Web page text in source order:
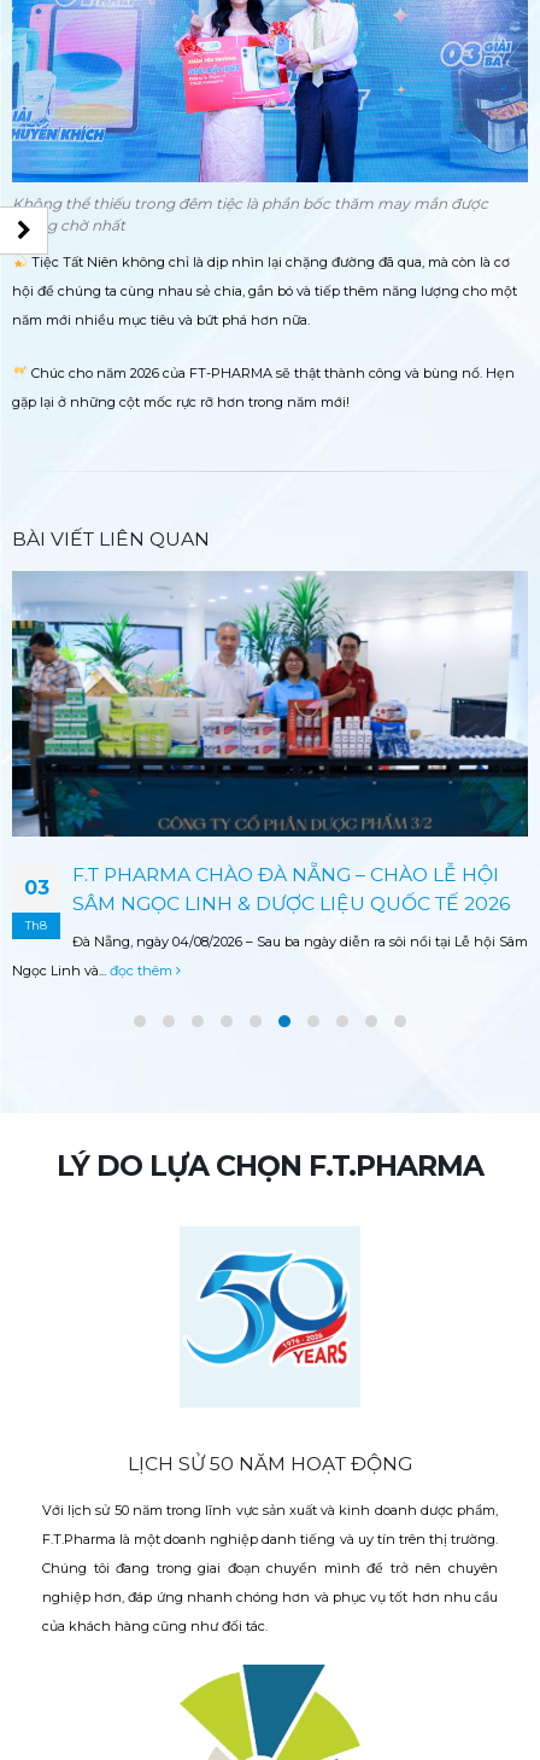
Không thể thiếu trong đêm tiệc là phần bốc thăm may mắn được
mong chờ nhất
Tiệc Tất Niên không chỉ là dịp nhìn lại chặng đường đã qua, mà còn là cơ
hội để chúng ta cùng nhau sẻ chia, gắn bó và tiếp thêm năng lượng cho một
năm mới nhiều mục tiêu và bứt phá hơn nữa.
Chúc cho năm 2026 của FT-PHARMA sẽ thật thành công và bùng nổ. Hẹn
gặp lại ở những cột mốc rực rỡ hơn trong năm mới!
BÀI VIẾT LIÊN QUAN
03
Th8
F.T PHARMA CHÀO ĐÀ NẴNG – CHÀO LỄ HỘI
SÂM NGỌC LINH & DƯỢC LIỆU QUỐC TẾ 2026
Đà Nẵng, ngày 04/08/2026 – Sau ba ngày diễn ra sôi nổi tại Lễ hội Sâm
Ngọc Linh và... đọc thêm
LÝ DO LỰA CHỌN F.T.PHARMA
LỊCH SỬ 50 NĂM HOẠT ĐỘNG
Với lịch sử 50 năm trong lĩnh vực sản xuất và kinh doanh dược phẩm,
F.T.Pharma là một doanh nghiệp danh tiếng và uy tín trên thị trường.
Chúng tôi đang trong giai đoạn chuyển mình để trở nên chuyên
nghiệp hơn, đáp ứng nhanh chóng hơn và phục vụ tốt hơn nhu cầu
của khách hàng cũng như đối tác.